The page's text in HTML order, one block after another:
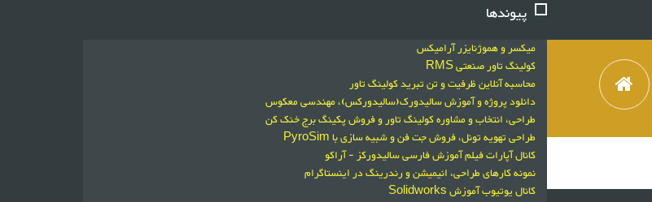
پیوندها
میکسر و هموژنایزر آرامیکس
کولینگ تاور صنعتی RMS
محاسبه آنلاین ظرفیت و تن تبرید کولینگ تاور
دانلود پروژه و آموزش سالیدورک(سالیدورکس)، مهندسی معکوس
طراحی، انتخاب و مشاوره کولینگ تاور و فروش پکینگ برج خنک کن
طراحی تهویه تونل، فروش جت فن و شبیه سازی با PyroSim
کانال آپارات فیلم آموزش فارسی سالیدورکز - آراکو
نمونه کارهای طراحی، انیمیشن و رندرینگ در اینستاگرام
کانال یوتیوب آموزش Solidworks